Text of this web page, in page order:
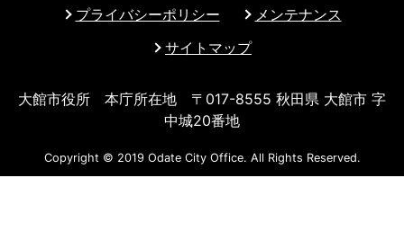
プライバシーポリシー
メンテナンス
サイトマップ
大館市役所 本庁所在地 〒017-8555 秋田県 大館市 字
中城20番地
Copyright © 2019 Odate City Office. All Rights Reserved.